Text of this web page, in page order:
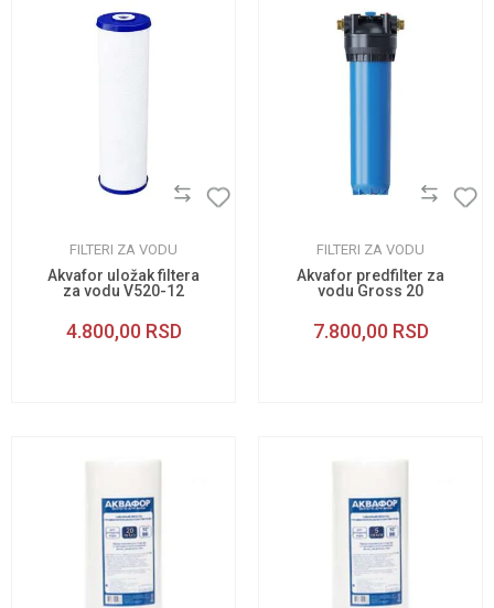
FILTERI ZA VODU
Akvafor uložak filtera
za vodu V520-12
4.800,00 RSD
FILTERI ZA VODU
Akvafor predfilter za
vodu Gross 20
7.800,00 RSD